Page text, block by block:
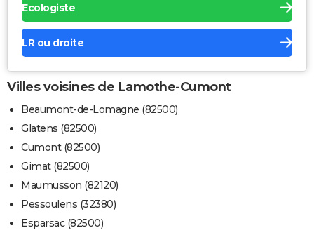
Ecologiste
LR ou droite
Villes voisines de Lamothe-Cumont
Beaumont-de-Lomagne (82500)
Glatens (82500)
Cumont (82500)
Gimat (82500)
Maumusson (82120)
Pessoulens (32380)
Esparsac (82500)